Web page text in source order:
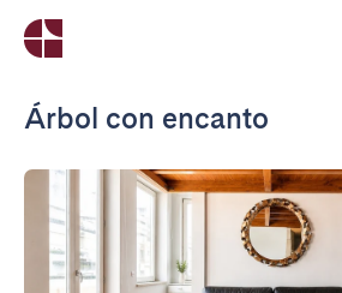
Árbol con encanto